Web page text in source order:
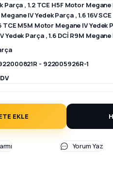
Parça ,1.2 TCE H5F Motor Megane
IV Yedek Parça ,1.6 16V
TCE M5M Motor Megane IV Yedek
Yedek Parça ,1.6 DCİ R9M
- 922005926R-1
EKLE
Yorum Yaz